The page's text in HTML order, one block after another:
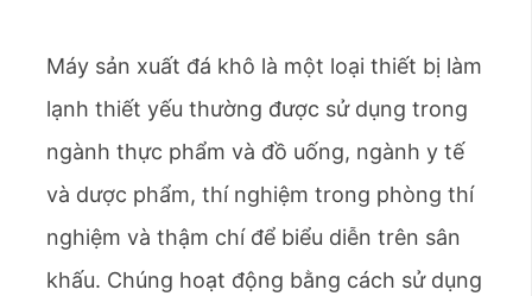
Máy sản xuất đá khô là một loại thiết bị làm
lạnh thiết yếu thường được sử dụng trong
ngành thực phẩm và đồ uống, ngành y tế
và dược phẩm, thí nghiệm trong phòng thí
nghiệm và thậm chí để biểu diễn trên sân
khấu. Chúng hoạt động bằng cách sử dụng